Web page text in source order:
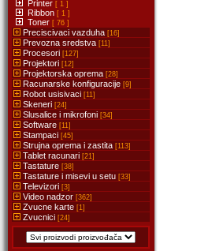
Printer [ 1 ]
Ribbon [ 1 ]
Toner [ 76 ]
Preciscivaci vazduha [16]
Prevozna sredstva [11]
Procesori [127]
Projektori [12]
Projektorska oprema [28]
Racunarske konfiguracije [9]
Robot usisivaci [11]
Skeneri [24]
Slusalice i mikrofoni [34]
Software [11]
Stampaci [45]
Strujna oprema i zastita [113]
Tablet racunari [21]
Tastature [38]
Tastature i misevi u setu [33]
Televizori [3]
Video nadzor [362]
Zvucne karte [1]
Zvucnici [24]